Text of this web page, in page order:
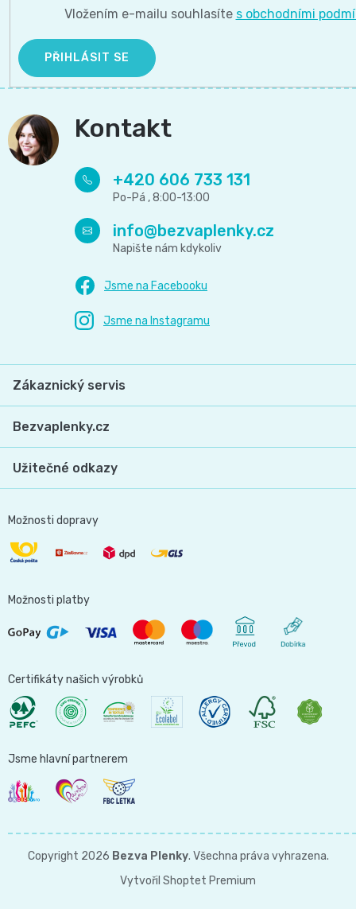
Vložením e-mailu souhlasíte s obchodními
PŘIHLÁSIT SE
Kontakt
info@bezvaplenky.cz
+420 606 733 131
Zákaznický servis
Bezvaplenky.cz
Užitečné odkazy
Možnosti dopravy
Možnosti platby
Certifikáty našich výrobků
Jsme hlavní partnerem
Vytvořil Shoptet Premium
Copyright 2026 Bezva Plenky. Všechna práva vyhrazena.